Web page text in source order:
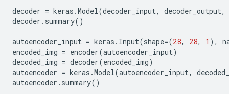
conv2d_transpose_2 (Conv2DT  (None, 26, 26,
conv2d_transpose_3 (Conv2DT  (None, 28,
decoder = keras .Model(decoder_input, decoder_output,
decoder . summary()
autoencoder_input = keras . Input(shape=(28, 28, 1 ),
encoded_img = encoder(autoencoder_input)
decoded_img = decoder(encoded_img)
autoencoder = keras .Model(autoencoder_input,
autoencoder . summary()